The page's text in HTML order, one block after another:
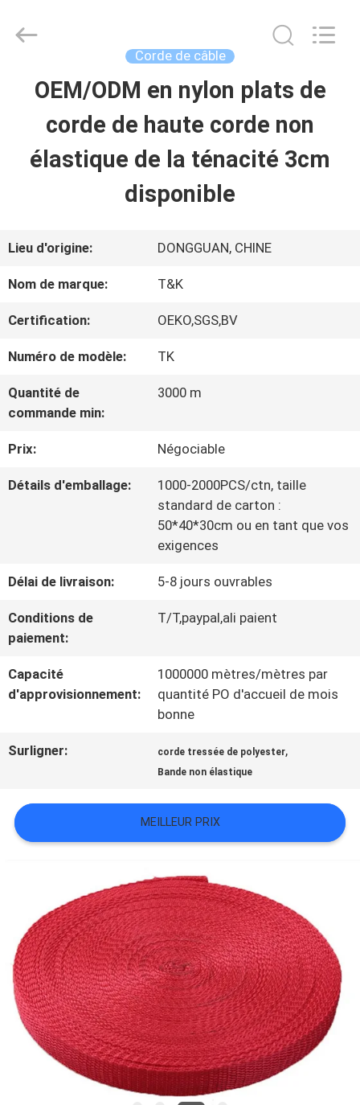
APERÇU
PRODUITS
PROPOS
DE
NOUS
VISITE
D'USINE
CONTRÔLE
DE
CONTACT
NOUVELLES
TOUS
CAS
SHOW
PLAN
DU
SITE
POLITIQUE
T&K
Corde de câble
OEM/ODM en nylon plats de
corde de haute corde non
élastique de la ténacité 3cm
disponible
Lieu d'origine: DONGGUAN, CHINE
Nom de marque: T&K
Certification: OEKO,SGS,BV
Numéro de modèle: TK
Quantité de
commande min:
3000 m
Prix: Négociable
Détails d'emballage:
1000-2000PCS/ctn, taille
standard de carton :
50*40*30cm ou en tant que vos
exigences
Délai de livraison: 5-8 jours ouvrables
Conditions de
paiement:
T/T,paypal,ali paient
Capacité
d'approvisionnement:
1000000 mètres/mètres par
quantité PO d'accueil de mois
bonne
Surligner: corde tressée de polyester,
Bande non élastique
MEILLEUR PRIX